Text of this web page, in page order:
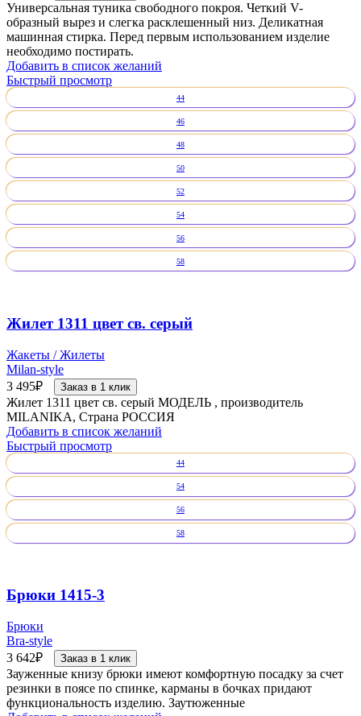
Универсальная туника свободного покроя. Четкий V-
образный вырез и слегка расклешенный низ. Деликатная
машинная стирка. Перед первым использованием изделие
необходимо постирать.
Добавить в список желаний
Быстрый просмотр
44
46
48
50
52
54
56
58
Жилет 1311 цвет св. серый
Жакеты / Жилеты
Milan-style
3 495₽ Заказ в 1 клик
Жилет 1311 цвет св. серый МОДЕЛЬ , производитель
MILANIKA, Страна РОССИЯ
Добавить в список желаний
Быстрый просмотр
44
54
56
58
Брюки 1415-3
Брюки
Bra-style
3 642₽ Заказ в 1 клик
Зауженные книзу брюки имеют комфортную посадку за счет
резинки в поясе по спинке, карманы в бочках придают
функциональность изделию. Заутюженные